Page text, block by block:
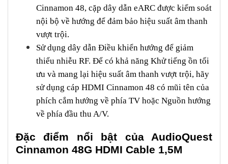
Cinnamon 48, cặp dây dẫn eARC được kiểm soát
nội bộ về hướng để đảm bảo hiệu suất âm thanh
vượt trội.
Sử dụng dây dẫn Điều khiển hướng để giảm
thiểu nhiễu RF. Để có khả năng Khử tiếng ồn tối
ưu và mang lại hiệu suất âm thanh vượt trội, hãy
sử dụng cáp HDMI Cinnamon 48 có mũi tên của
phích cắm hướng về phía TV hoặc Nguồn hướng
về phía đầu thu A/V.
Đặc điểm nổi bật của AudioQuest
Cinnamon 48G HDMI Cable 1,5M